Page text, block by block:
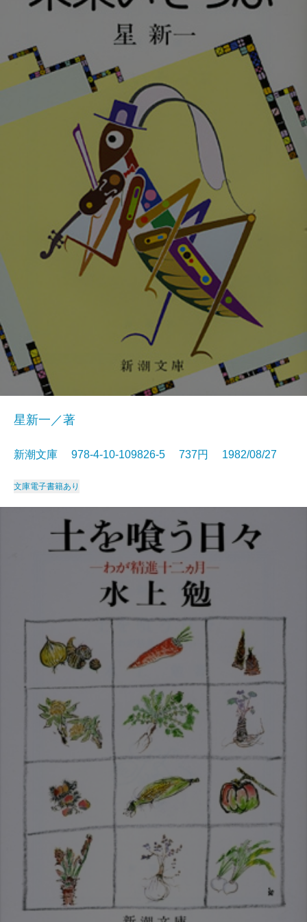
星新一／著
新潮文庫 978-4-10-109826-5 737円 1982/08/27
文庫電子書籍あり